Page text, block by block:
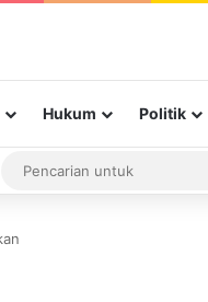
Hukum Politik
TikTok